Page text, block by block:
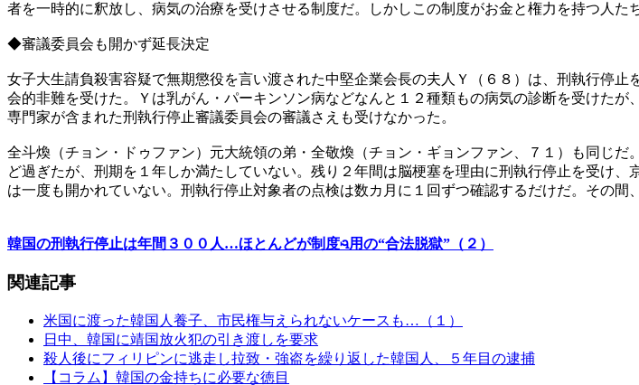
者を一時的に釈放し、病気の治療を受けさせる制度だ。しかしこの制度がお金と権力を持つ人た
◆審議委員会も開かず延長決定
女子大生請負殺害容疑で無期懲役を言い渡された中堅企業会長の夫人Ｙ（６８）は、刑執行停
会的非難を受けた。Ｙは乳がん・パーキンソン病などなんと１２種類もの病気の診断を受けた
専門家が含まれた刑執行停止審議委員会の審議さえも受けなかった。
全斗煥（チョン・ドゥファン）元大統領の弟・全敬煥（チョン・ギョンファン、７１）も同じ
ど過ぎたが、刑期を１年しか満たしていない。残り２年間は脳梗塞を理由に刑執行停止を受け
は一度も開かれていない。刑執行停止対象者の点検は数カ月に１回ずつ確認するだけだ。その間
韓国の刑執行停止は年間３００人…ほとんどが制度ꮈ用の“合法脱獄”（２）
関連記事
米国に渡った韓国人養子、市民権与えられないケースも…（１）
日中、韓国に靖国放火犯の引き渡しを要求
殺人後にフィリピンに逃走し拉致・強盗を繰り返した韓国人、５年目の逮捕
【コラム】韓国の金持ちに必要な徳目